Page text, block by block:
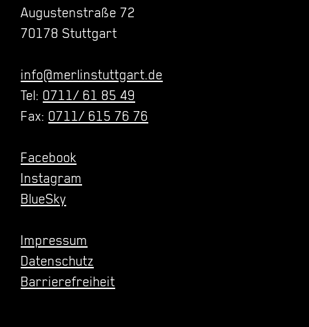
Augustenstraße 72
70178 Stuttgart
info@merlinstuttgart.de
Tel: 0711/ 61 85 49
Fax: 0711/ 615 76 76
Facebook
Instagram
BlueSky
Impressum
Datenschutz
Barrierefreiheit